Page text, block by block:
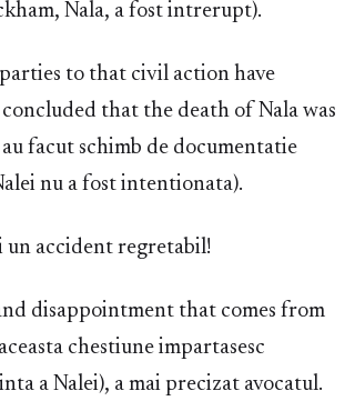
Nala, a fost intrerupt).
to that civil action have
that the death of Nala was
facut schimb de documentatie
nu a fost intentionata).
un accident regretabil!
disappointment that comes from
chestiune impartasesc
a Nalei), a mai precizat avocatul.